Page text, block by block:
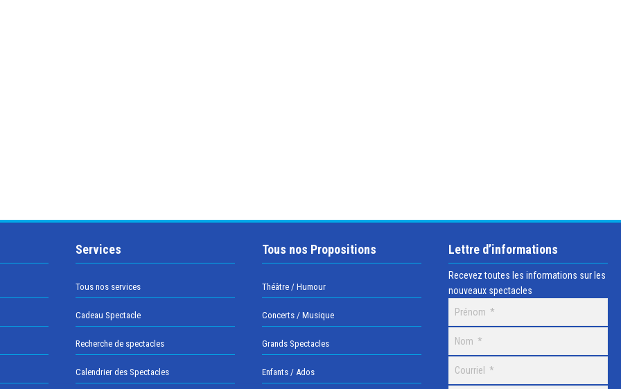
Services
Tous nos services
Cadeau Spectacle
Recherche de spectacles
Calendrier des Spectacles
Tous nos Propositions
Théâtre / Humour
Concerts / Musique
Grands Spectacles
Enfants / Ados
Lettre d’informations
Recevez toutes les informations sur les
nouveaux spectacles